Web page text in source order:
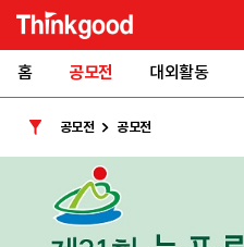
홈 공모전 대외활동
공모전 공모전